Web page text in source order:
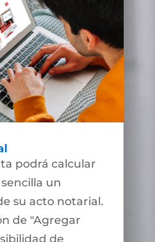
podrá calcular
un
su acto notarial.
de "Agregar
de